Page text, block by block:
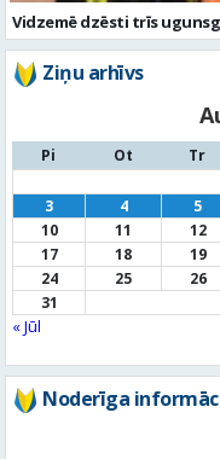
Vidzemē dzēsti trīs
Ziņu arhīvs
Pi Ot Tr
3
4 5
10
11 12
17
18 19
24
25 26
31
« Jūl
Noderīga